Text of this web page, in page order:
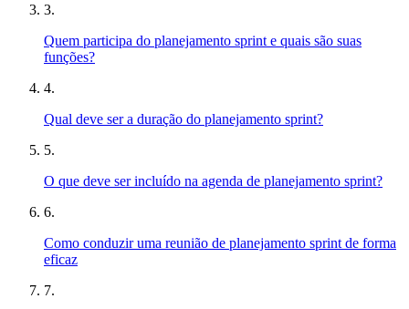
3.
Quem participa do planejamento sprint e quais são suas
funções?
4.
Qual deve ser a duração do planejamento sprint?
5.
O que deve ser incluído na agenda de planejamento sprint?
6.
Como conduzir uma reunião de planejamento sprint de forma
eficaz
7.